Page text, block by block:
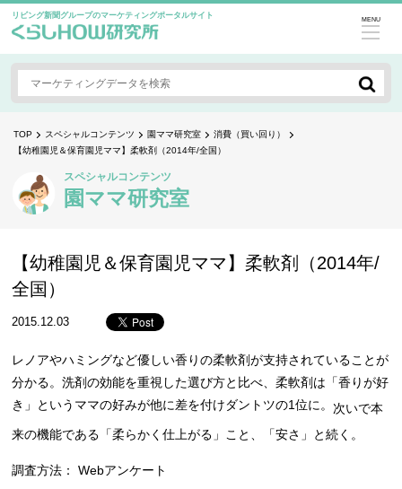
リビング新聞グループのマーケティングポータルサイト MENU
TOP スペシャルコンテンツ 園ママ研究室
消費（買い回り）
【幼稚園児＆保育園児ママ】柔軟剤（2014年/全国）
スペシャルコンテンツ
園ママ研究室
【幼稚園児＆保育園児ママ】柔軟剤（2014年/
全国）
2015.12.03
レノアやハミングなど優しい香りの柔軟剤が支持されていることが
分かる。洗剤の効能を重視した選び方と比べ、柔軟剤は「香りが好
き」というママの好みが他に差を付けダントツの1位に。 次いで本
来の機能である「柔らかく仕上がる」こと、「安さ」と続く。
調査方法： Webアンケート